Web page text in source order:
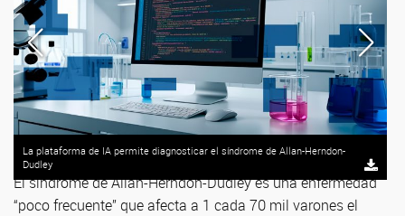
La plataforma de IA permite diagnosticar el síndrome de Allan-Herndon-
Dudley
El síndrome de Allan-Herndon-Dudley es una enfermedad
“poco frecuente” que afecta a 1 cada 70 mil varones el